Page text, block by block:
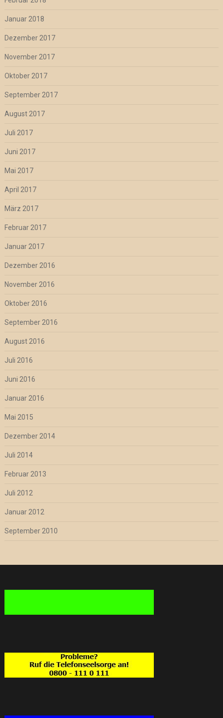
Januar 2018
Dezember 2017
November 2017
Oktober 2017
September 2017
August 2017
Juli 2017
Juni 2017
Mai 2017
April 2017
März 2017
Februar 2017
Januar 2017
Dezember 2016
November 2016
Oktober 2016
September 2016
August 2016
Juli 2016
Juni 2016
Januar 2016
Mai 2015
Dezember 2014
Juli 2014
Februar 2013
Juli 2012
Januar 2012
September 2010